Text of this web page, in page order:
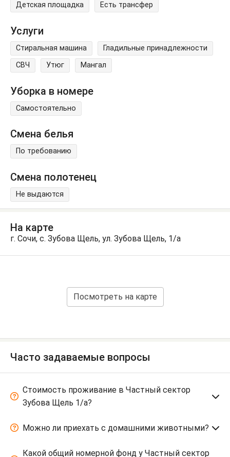
Детская площадка
Есть трансфер
Услуги
Стиральная машина
Гладильные принадлежности
СВЧ
Утюг Мангал
Уборка в номере
Самостоятельно
Смена белья
По требованию
Смена полотенец
Не выдаются
На карте
г. Сочи, с. Зубова Щель, ул. Зубова Щель, 1/а
Посмотреть на карте
Часто задаваемые вопросы
Стоимость проживание в Частный сектор
Зубова Щель 1/а?
Можно ли приехать с домашними животными?
Какой общий номерной фонд у Частный сектор